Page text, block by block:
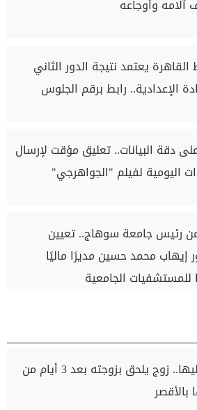
آلامه وأوجاعه
يعتمد نتيجة الدور الثاني
الإعدادية.. رابط برقم الجلوس
دقة البيانات.. تعليق مؤقت لإرسال
اليومية لفيلم "الجواهرجي"
من رئيس جامعة سوهاج.. تعيين
إيهاب محمد حسين مديرًا ماليًا
للمستشفيات الجامعية
حزنا عليها.. زوج يلحق بزوجته بعد 3 أيام من
بالأقصر